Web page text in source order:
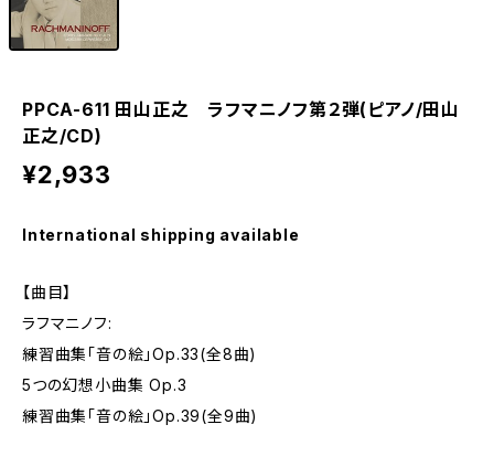
PPCA-611 田山正之 ラフマニノフ第２弾(ピアノ/田山
正之/CD)
¥2,933
International shipping available
【曲目】
ラフマニノフ:
練習曲集「音の絵」Op.33(全8曲)
5つの幻想小曲集 Op.3
練習曲集「音の絵」Op.39(全9曲)